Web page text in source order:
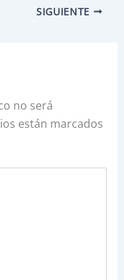
SIGUIENTE
no será
están marcados